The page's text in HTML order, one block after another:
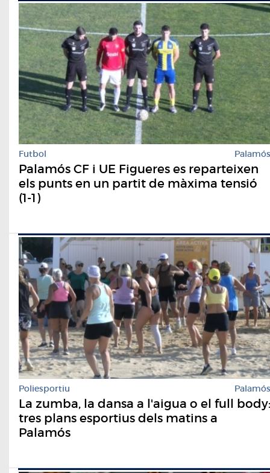
Futbol Palamós
Palamós CF i UE Figueres es reparteixen
els punts en un partit de màxima tensió
(1-1)
Poliesportiu Palamós
La zumba, la dansa a l'aigua o el full body:
tres plans esportius dels matins a
Palamós